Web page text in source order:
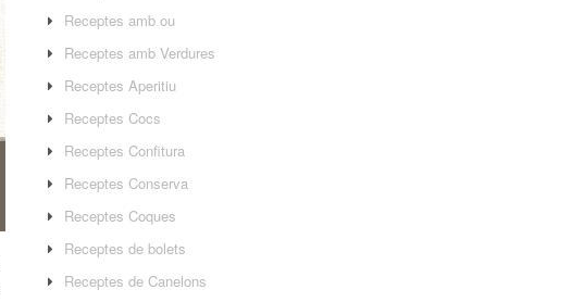
Receptes amb ou
Receptes amb Verdures
Receptes Aperitiu
Receptes Cocs
Receptes Confitura
Receptes Conserva
Receptes Coques
Receptes de bolets
Receptes de Canelons